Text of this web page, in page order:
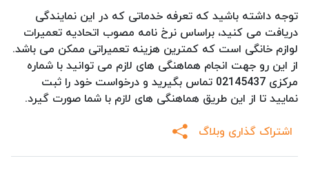
توجه داشته باشید که تعرفه خدماتی که در این نمایندگی
دریافت می کنید، براساس نرخ نامه مصوب اتحادیه تعمیرات
لوازم خانگی است که کمترین هزینه تعمیراتی ممکن می باشد.
از این رو جهت انجام هماهنگی های لازم می توانید با شماره
مرکزی 02145437 تماس بگیرید و درخواست خود را ثبت
نمایید تا از این طریق هماهنگی های لازم با شما صورت گیرد.
اشتراک گذاری وبلاگ